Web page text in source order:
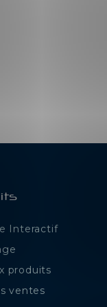
Interactif
produits
ventes